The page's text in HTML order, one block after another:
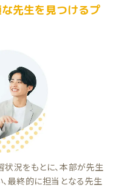
先生を見つけるプ
状況をもとに、本部が先生
最終的に担当となる先生